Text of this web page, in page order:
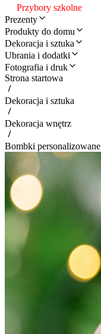
Przybory szkolne
Prezenty
Produkty do domu
Dekoracja i sztuka
Ubrania i dodatki
Fotografia i druk
Strona startowa
Dekoracja i sztuka
Dekoracja wnętrz
Bombki personalizowane